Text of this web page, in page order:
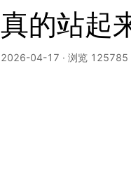
真的站起
2026-04-17 · 浏览 125785